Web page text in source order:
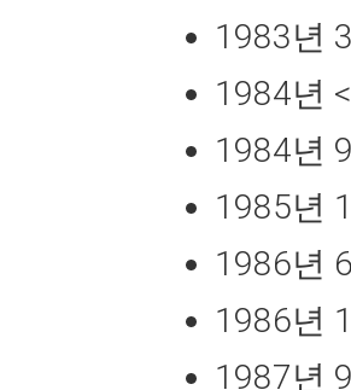
1983년
1984년
1984년
1985년
1986년
1986년
1987년